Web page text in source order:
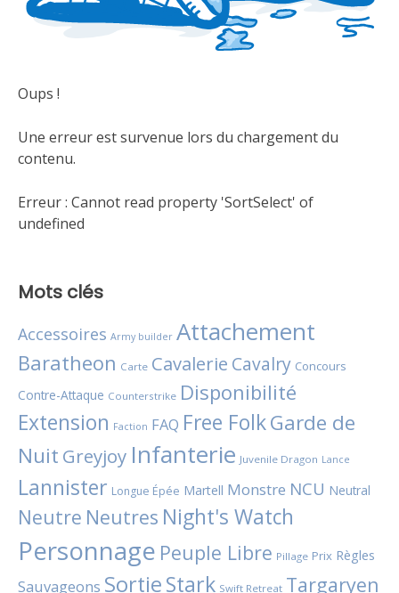
Oups !
Une erreur est survenue lors du chargement du
contenu.
Erreur : Cannot read property 'SortSelect' of
undefined
Mots clés
Accessoires Army builder Attachement
Baratheon Carte Cavalerie Cavalry Concours
Contre-Attaque Counterstrike Disponibilité
Extension Faction FAQ Free FolkGarde de
Nuit Greyjoy Infanterie Juvenile Dragon Lance
Lannister Longue Épée Martell Monstre NCU Neutral
Neutre Neutres Night's Watch
Personnage Peuple Libre Pillage Prix Règles
Sauvageons SortieStark Swift Retreat Targaryen